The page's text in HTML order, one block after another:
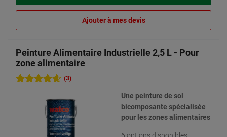
Ajouter à mes devis
Peinture Alimentaire Industrielle 2,5 L - Pour
zone alimentaire
(3)
Une peinture de sol
bicomposante spécialisée
pour les zones alimentaires